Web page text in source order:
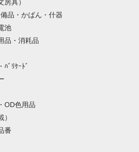
具）
品・かばん・什器
池
品・消耗品
ﾞﾘｹｰﾄﾞ
OD色用品
番